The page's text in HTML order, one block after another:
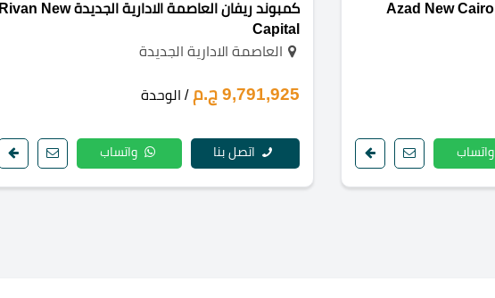
كمبوند ازاد التجمع الخامس Azad New Cairo
واتساب
كمبوند ريفان العاصمة الادارية الجديدة Rivan New
Capital
العاصمة الادارية الجديدة
9,791,925 ج.م / الوحدة
اتصل بنا واتساب